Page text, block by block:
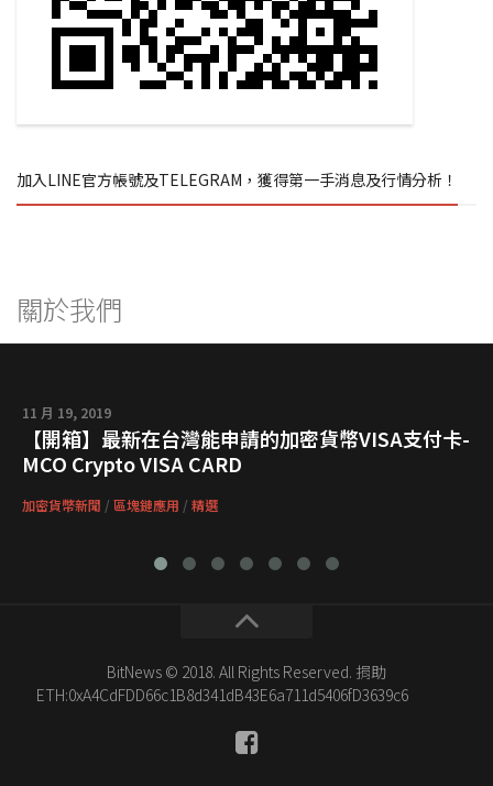
加入LINE官方帳號及TELEGRAM，獲得第一手消息及行情分析！
關於我們
11 月 19, 2019
【開箱】最新在台灣能申請的加密貨幣VISA支付卡-
MCO Crypto VISA CARD
加密貨幣新聞 / 區塊鏈應用 / 精選
BitNews © 2018. All Rights Reserved. 捐助
ETH:0xA4CdFDD66c1B8d341dB43E6a711d5406fD3639c6